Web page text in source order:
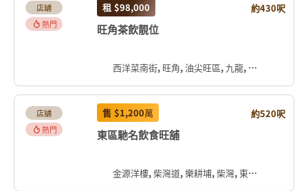
店舖
熱門
租 $98,000 約430呎
旺角茶飲靚位
西洋菜南街, 旺角, 油尖旺區, 九龍, 香港, 中国
店舖
熱門
售 $1,200萬 約520呎
東區馳名飲食旺舖
金源洋樓, 柴灣道, 樂耕埔, 柴灣, 東區, 香港島, 香港, 中国